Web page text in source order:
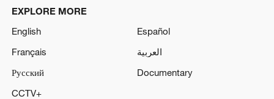
EXPLORE MORE
English
Español
Français
العربية
Русский
Documentary
CCTV+